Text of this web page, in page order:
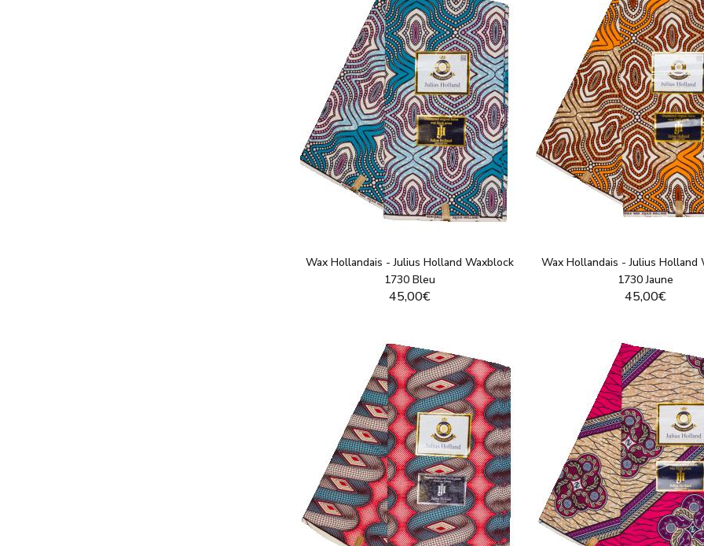
Wax Hollandais - Julius Holland Waxblock
1730 Bleu
45,00€
Wax Hollandais - Julius Holland
1730 Jaune
45,00€